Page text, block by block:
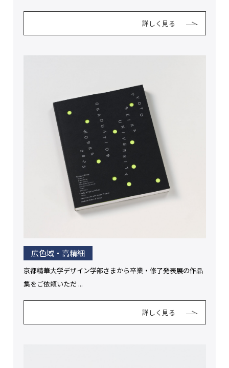
詳しく見る
広色域・高精細
京都精華大学デザイン学部さまから卒業・修了発表展の作品
集をご依頼いただ ...
詳しく見る